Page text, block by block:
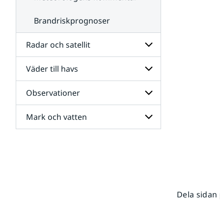
Brandriskprognoser
Radar och satellit
Undersidor
för
Radar
och
satellit
Väder till havs
Undersidor
för
Väder
till
havs
Observationer
Undersidor
för
Mark och vatten
Dela sidan